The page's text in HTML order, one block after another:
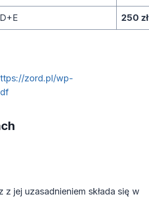
250 zł
zord.pl/wp-
jej uzasadnieniem składa się w